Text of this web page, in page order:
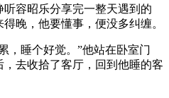
容昭乐分享完一整天遇到的
晚，他要懂事，便没多纠缠。
，睡个好觉。”他站在卧室门
去收拾了客厅，回到他睡的客